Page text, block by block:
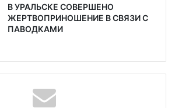
В УРАЛЬСКЕ СОВЕРШЕНО
ЖЕРТВОПРИНОШЕНИЕ В СВЯЗИ С
ПАВОДКАМИ